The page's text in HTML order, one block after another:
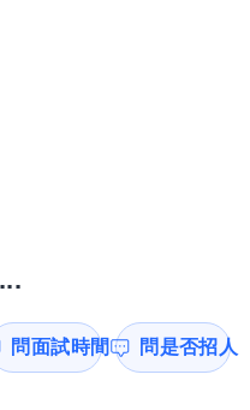
問面試時間 問是否招人